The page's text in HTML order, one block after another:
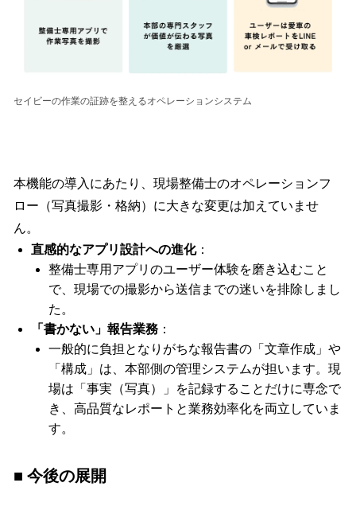
セイビーの作業の証跡を整えるオペレーションシステム
本機能の導入にあたり、現場整備士のオペレーションフ
ロー（写真撮影・格納）に大きな変更は加えていませ
ん。
直感的なアプリ設計への進化：
整備士専用アプリのユーザー体験を磨き込むこと
で、現場での撮影から送信までの迷いを排除しまし
た。
「書かない」報告業務 ：
一般的に負担となりがちな報告書の「文章作成」や
「構成」は、本部側の管理システムが担います。現
場は「事実（写真）」を記録することだけに専念で
き、高品質なレポートと業務効率化を両立していま
す。
■ 今後の展開